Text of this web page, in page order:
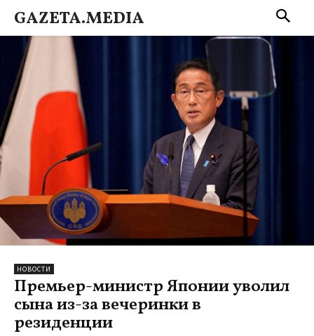
GAZETA.MEDIA
НОВОСТИ
Премьер-министр Японии уволил
сына из-за вечеринки в
резиденции